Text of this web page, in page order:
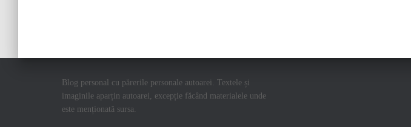
Blog personal cu părerile personale autoarei. Textele și
imaginile aparțin autoarei, excepție făcând materialele unde
este menționată sursa.